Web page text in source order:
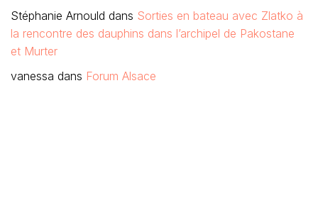
Stéphanie Arnould dans Sorties en bateau avec Zlatko à
la rencontre des dauphins dans l’archipel de Pakostane
et Murter
vanessa dans Forum Alsace